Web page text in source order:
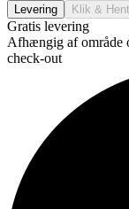
Levering Klik & Hent
Gratis levering
Afhængig af område
check-out